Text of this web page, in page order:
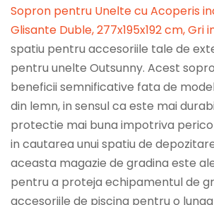
Sopron pentru Unelte cu Acoperis
Glisante Duble, 277x195x192 cm, Gri
spatiu pentru accesoriile tale de
pentru unelte Outsunny. Acest
beneficii semnificative fata de
din lemn, in sensul ca este mai
protectie mai buna impotriva
in cautarea unui spatiu de
aceasta magazie de gradina este
pentru a proteja echipamentul de
accesoriile de piscina pentru o